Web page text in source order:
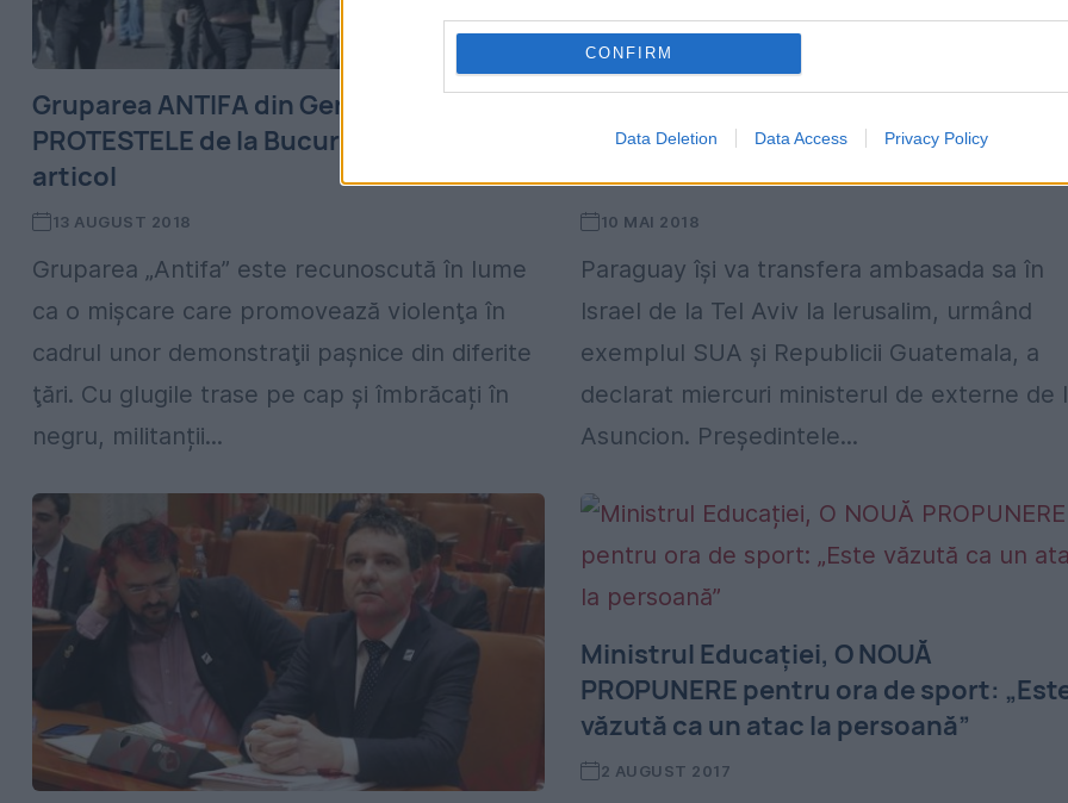
CONFIRM
Data Deletion Data Access Privacy Policy
Gruparea ANTIFA din Germania susţine
PROTESTELE de la Bucureşti. Foto în
articol
13 AUGUST 2018
Gruparea „Antifa” este recunoscută în lume
ca o mişcare care promovează violenţa în
cadrul unor demonstraţii paşnice din diferite
ţări. Cu glugile trase pe cap și îmbrăcați în
negru, militanții...
MIȘCARE MONUMENTALĂ în
Ce se va întâmpla cu ȚARA care a
MODELUL lui TRUMP
10 MAI 2018
Paraguay îşi va transfera ambasada sa în
Israel de la Tel Aviv la Ierusalim, urmând
exemplul SUA şi Republicii Guatemala, a
declarat miercuri ministerul de externe de
Asuncion. Preşedintele...
Ministrul Educației, O NOUĂ
PROPUNERE pentru ora de sport:
văzută ca un atac la persoană”
2 AUGUST 2017